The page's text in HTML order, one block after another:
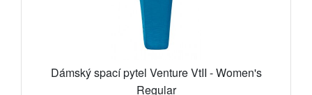
Dámský spací pytel Venture VtII - Women's
Regular